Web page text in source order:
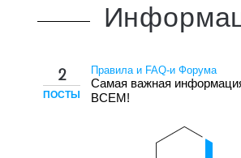
2
ПОСТЫ
Правила и FAQ-и Форума
Самая важная
ВСЕМ!